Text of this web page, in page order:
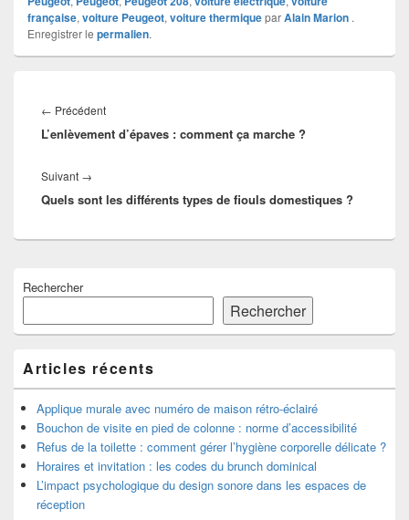
française, voiture Peugeot, voiture thermiqueparAlain Marion .
Enregistrer le permalien.
de
l’article
← PrécédentArticle
précédent :
L’enlèvement d’épaves : comment ça marche ?
Suivant →
suivant :
Quels sont les différents types de fiouls domestiques ?
principale
widget
pour
barre
latérale
Rechercher
Rechercher
Articles récents
Applique murale avec numéro de maison rétro-éclairé
Bouchon de visite en pied de colonne : norme d’accessibilité
Refus de la toilette : comment gérer l’hygiène corporelle délicate ?
Horaires et invitation : les codes du brunch dominical
L’impact psychologique du design sonore dans les espaces de
réception